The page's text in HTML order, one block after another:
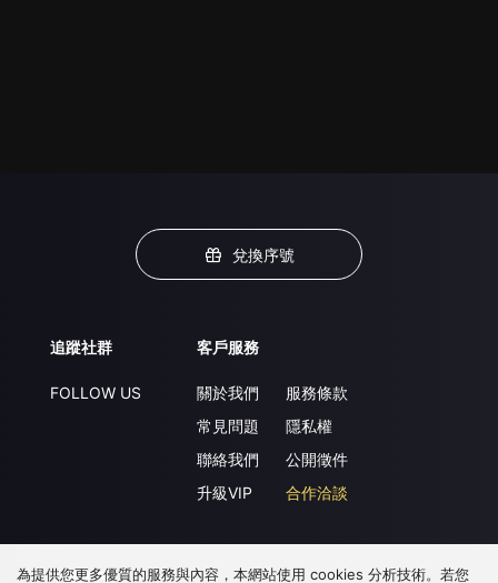
兌換序號
追蹤社群
FOLLOW US
客戶服務
關於我們
常見問題
聯絡我們
升級VIP
服務條款
隱私權
公開徵件
合作洽談
下載 APP
為提供您更多優質的服務與內容，本網站使用 cookies 分析技術。若您